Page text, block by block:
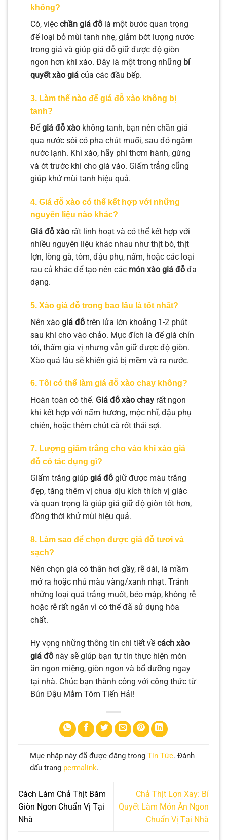
không?
Có, việc chần giá đỗ là một bước quan trọng
để loại bỏ mùi tanh nhẹ, giảm bớt lượng nước
trong giá và giúp giá đỗ giữ được độ giòn
ngon hơn khi xào. Đây là một trong những bí
quyết xào giá của các đầu bếp.
3. Làm thế nào để giá đỗ xào không bị
tanh?
Đểgiá đỗ xào không tanh, bạn nên chần giá
qua nước sôi có pha chút muối, sau đó ngâm
nước lạnh. Khi xào, hãy phi thơm hành, gừng
và ớt trước khi cho giá vào. Giấm trắng cũng
giúp khử mùi tanh hiệu quả.
4. Giá đỗ xào có thể kết hợp với những
nguyên liệu nào khác?
Giá đỗ xào rất linh hoạt và có thể kết hợp với
nhiều nguyên liệu khác nhau như thịt bò, thịt
lợn, lòng gà, tôm, đậu phụ, nấm, hoặc các loại
rau củ khác để tạo nên các món xào giá đỗ đa
dạng.
5. Xào giá đỗ trong bao lâu là tốt nhất?
Nên xào giá đỗ trên lửa lớn khoảng 1-2 phút
sau khi cho vào chảo. Mục đích là để giá chín
tới, thấm gia vị nhưng vẫn giữ được độ giòn.
Xào quá lâu sẽ khiến giá bị mềm và ra nước.
6. Tôi có thể làm giá đỗ xào chay không?
Hoàn toàn có thể. Giá đỗ xào chay rất ngon
khi kết hợp với nấm hương, mộc nhĩ, đậu phụ
chiên, hoặc thêm chút cà rốt thái sợi.
7. Lượng giấm trắng cho vào khi xào giá
đỗ có tác dụng gì?
Giấm trắng giúp giá đỗ giữ được màu trắng
đẹp, tăng thêm vị chua dịu kích thích vị giác
và quan trọng là giúp giá giữ độ giòn tốt hơn,
đồng thời khử mùi hiệu quả.
8. Làm sao để chọn được giá đỗ tươi và
sạch?
Nên chọn giá có thân hơi gầy, rễ dài, lá mầm
mở ra hoặc nhú màu vàng/xanh nhạt. Tránh
những loại quá trắng muốt, béo mập, không rễ
hoặc rễ rất ngắn vì có thể đã sử dụng hóa
chất.
Hy vọng những thông tin chi tiết về cách xào
giá đỗ này sẽ giúp bạn tự tin thực hiện món
ăn ngon miệng, giòn ngon và bổ dưỡng ngay
tại nhà. Chúc bạn thành công với công thức từ
Bún Đậu Mắm Tôm Tiến Hải!
Mục nhập này đã được đăng trong Tin Tức. Đánh
dấu trang permalink.
Cách Làm Chả Thịt Băm
Giòn Ngon Chuẩn Vị Tại
Nhà
Chả Thịt Lợn Xay: Bí
Quyết Làm Món Ăn Ngon
Chuẩn Vị Tại Nhà